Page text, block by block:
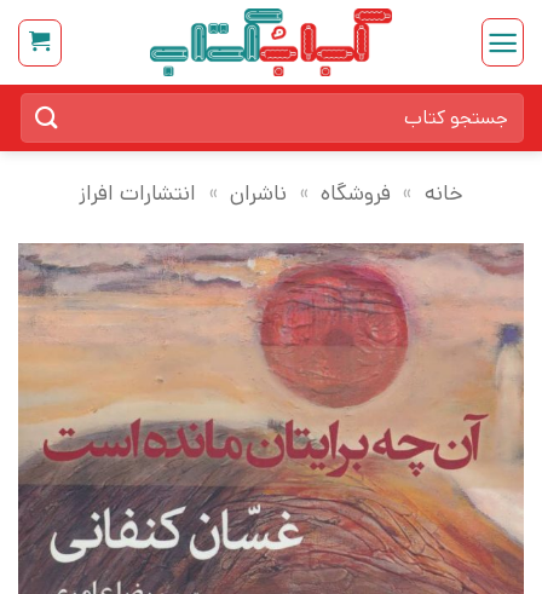
Skip
content
برای:
خانه » فروشگاه » ناشران » انتشارات افراز